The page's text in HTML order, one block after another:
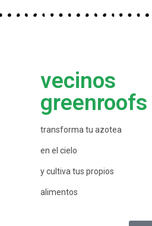
vecinos
greenroofs
transforma tu azotea
en el cielo
y cultiva tus propios
alimentos